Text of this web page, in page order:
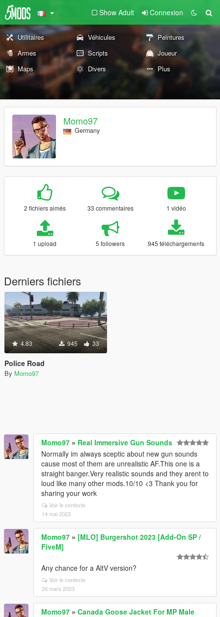
Show Adult Connexion
Utilitaires Véhicules
Peintures
Armes
Scripts
Joueur
Maps
Divers Plus
Momo97
Germany
2 fichiers aimés 33 commentaires 1 vidéo
1 upload 5 followers 945 téléchargements
Derniers fichiers
4.83 945 33
Police Road
By Momo97
Momo97 » Real Immersive Gun Sounds
Normally im always sceptic about new gun sounds
cause most of them are unrealistic AF.This one is a
straight banger.Very realistic sounds and they arent to
loud like many other mods.10/10 <3 Thank you for
sharing your work
Voir le contexte
14 mai 2023
Momo97 » [MLO] Burgershot 2023 [Add-On SP /
FiveM]
Any chance for a AltV version?
Voir le contexte
26 mars 2023
Momo97 » Canada Goose Jacket For MP Male